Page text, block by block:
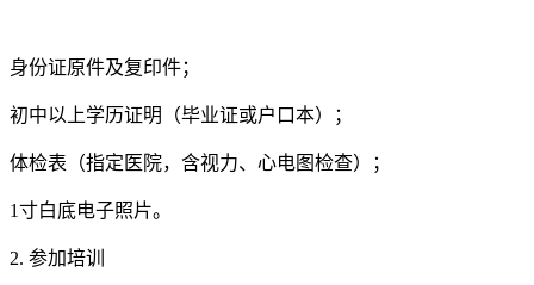
身份证原件及复印件；
初中以上学历证明（毕业证或户口本）；
体检表（指定医院，含视力、心电图检查）；
1寸白底电子照片。
2. 参加培训